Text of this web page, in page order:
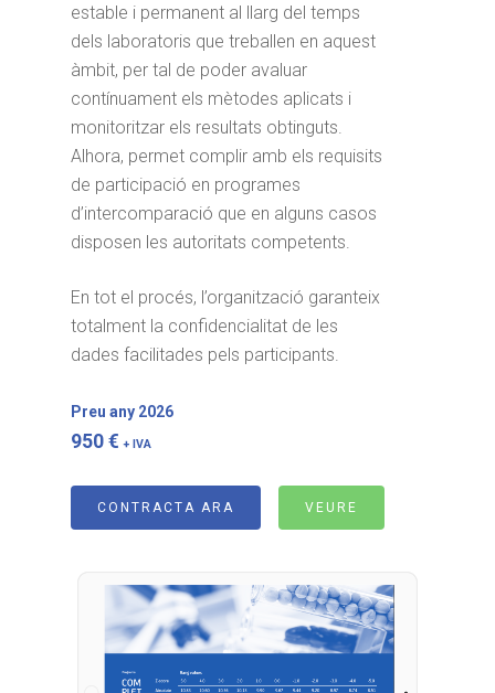
estable i permanent al llarg del temps
dels laboratoris que treballen en aquest
àmbit, per tal de poder avaluar
contínuament els mètodes aplicats i
monitoritzar els resultats obtinguts.
Alhora, permet complir amb els requisits
de participació en programes
d’intercomparació que en alguns casos
disposen les autoritats competents.
En tot el procés, l’organització garanteix
totalment la confidencialitat de les
dades facilitades pels participants.
Preu any 2026
950 €+ IVA
CONTRACTA ARA VEURE